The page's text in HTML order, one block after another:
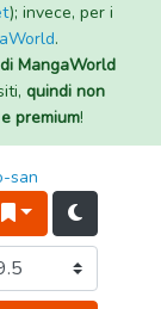
); invece, per i
.
MangaWorld
quindi non
premium!
san